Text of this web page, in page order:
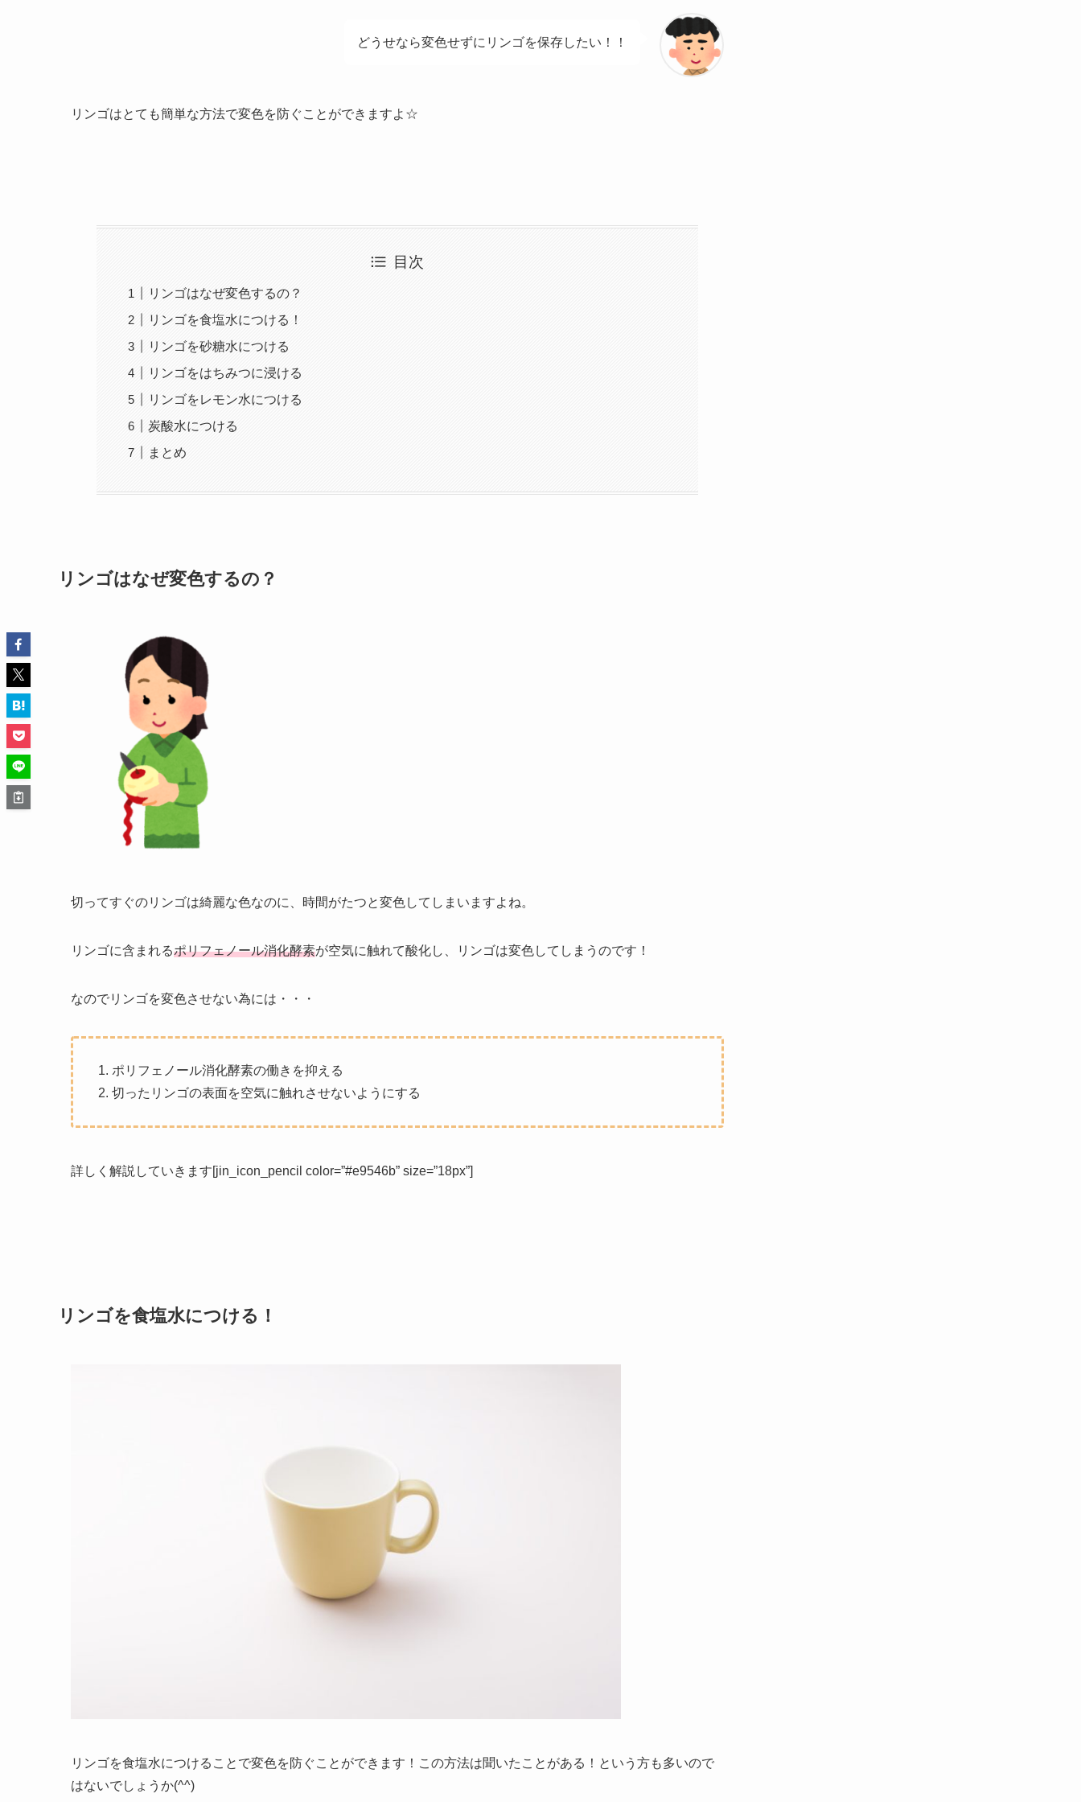
どうせなら変色せずにリンゴを保存したい！！
リンゴはとても簡単な方法で変色を防ぐことができますよ☆
目次
リンゴはなぜ変色するの？
リンゴを食塩水につける！
リンゴを砂糖水につける
リンゴをはちみつに浸ける
リンゴをレモン水につける
炭酸水につける
まとめ
リンゴはなぜ変色するの？
切ってすぐのリンゴは綺麗な色なのに、時間がたつと変色してしまいますよね。
リンゴに含まれるポリフェノール消化酵素が空気に触れて酸化し、リンゴは変色してしまうのです！
なのでリンゴを変色させない為には・・・
ポリフェノール消化酵素の働きを抑える
切ったリンゴの表面を空気に触れさせないようにする
詳しく解説していきます[jin_icon_pencil color=”#e9546b” size=”18px”]
リンゴを食塩水につける！
リンゴを食塩水につけることで変色を防ぐことができます！この方法は聞いたことがある！という方も多いので
はないでしょうか(^^)